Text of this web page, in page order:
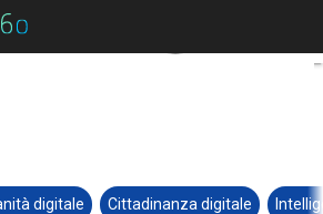
digitale Cittadinanza digitale